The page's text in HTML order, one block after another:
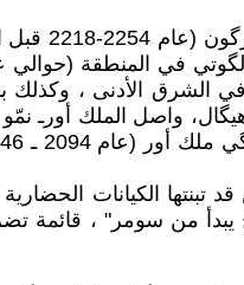
بلغت
الأدنى ، وكذلك
الكيانات